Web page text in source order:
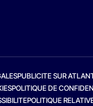
PUBLICITE SUR
POLITIQUE DE
POLITIQUE